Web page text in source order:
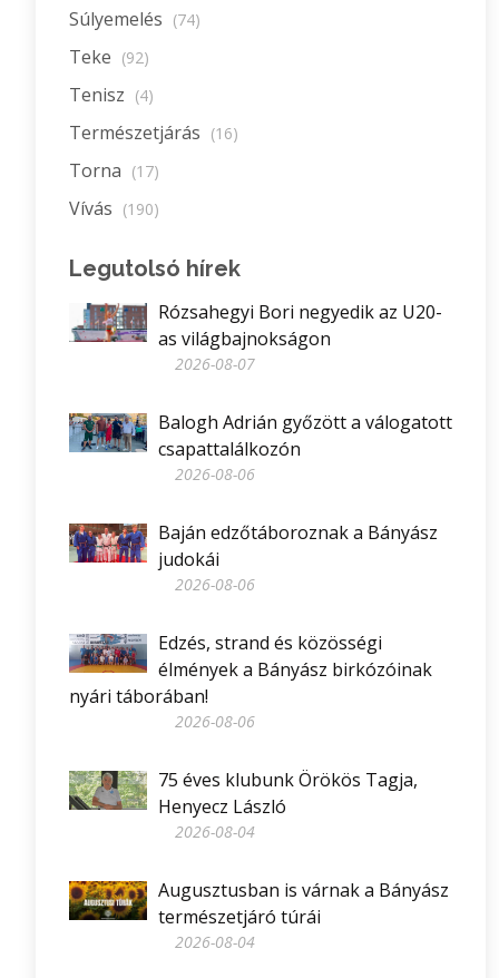
Súlyemelés (74)
Teke (92)
Tenisz (4)
Természetjárás (16)
Torna (17)
Vívás (190)
Legutolsó hírek
Rózsahegyi Bori negyedik az U20-
as világbajnokságon
2026-08-07
Balogh Adrián győzött a válogatott
csapattalálkozón
2026-08-06
Baján edzőtáboroznak a Bányász
judokái
2026-08-06
Edzés, strand és közösségi
élmények a Bányász birkózóinak
nyári táborában!
2026-08-06
75 éves klubunk Örökös Tagja,
Henyecz László
2026-08-04
Augusztusban is várnak a Bányász
természetjáró túrái
2026-08-04